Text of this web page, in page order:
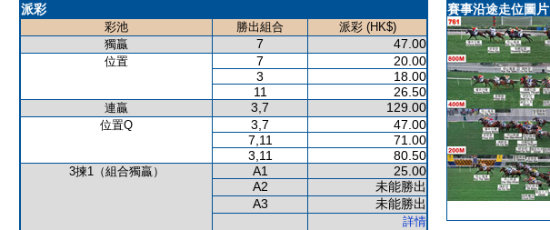
派彩
彩池 勝出組合
派彩 (HK$)
獨贏
7 47.00
位置 7
20.00
3
18.00
11
26.50
連贏 3,7 129.00
位置Q 3,7
47.00
7,11
71.00
3,11
80.50
3揀1（組合獨贏） A1
25.00
A2
未能勝出
A3
未能勝出
詳情
賽事沿途走位圖片